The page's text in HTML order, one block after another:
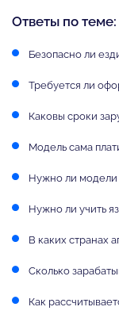
Ответы по теме:
Безопасно ли
Требуется ли
Каковы сроки
Модель сама
Нужно ли модели
Нужно ли учить
В каких странах
Сколько
Как